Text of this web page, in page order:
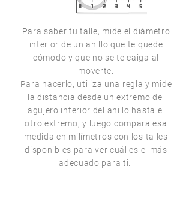
Para saber tu talle, mide el diámetro
interior de un anillo que te quede
cómodo y que no se te caiga al
moverte.
Para hacerlo, utiliza una regla y mide
la distancia desde un extremo del
agujero interior del anillo hasta el
otro extremo, y luego compara esa
medida en milímetros con los talles
disponibles para ver cuál es el más
adecuado para ti.